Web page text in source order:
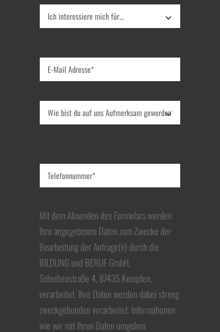
Mit dem Absenden des Formulars werden
Ihre angegebenen Daten zum Zwecke der
Bearbeitung der Anfrage(n) durch die
BILDUNG und BERUF GmbH,
Scheibenstraße 4, 87435 Kempten,
verarbeitet. Ihre Daten werden dabei streng
zweckgebunden verarbeitet. Informationen
wie wir mit Ihren Daten umgehen